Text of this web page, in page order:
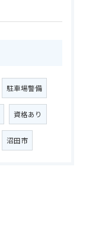
駐車場警備
資格あり
沼田市